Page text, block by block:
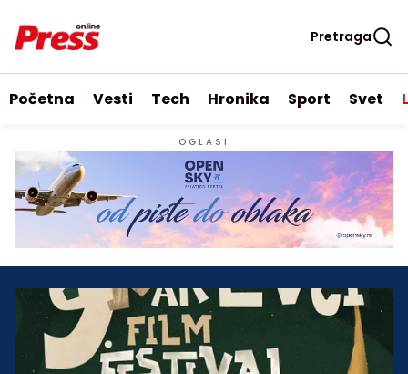
Pretraga
Početna Vesti Tech Hronika Sport Svet
OGLASI